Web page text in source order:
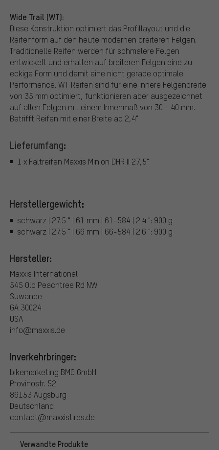
Wide Trail (WT):
Diese Konstruktion optimiert das Profillayout und die
Reifenform auf den heute modernen breiteren Felgen.
Traditionelle Reifen werden für schmalere Felgen
entwickelt und erhalten auf breiteren Felgen eine zu
eckige Form und damit eine nicht gerade optimale
Performance. WT Reifen sind für eine innere Felgenbreite
von 35 mm optimiert, funktionieren aber ausgezeichnet
auf allen Felgen mit einem Innenmaß von 30 - 40 mm.
Betrifft Reifen mit einer Breite ab 2,4" .
Lieferumfang:
1 x Faltreifen Maxxis Minion DHR II 27,5"
Herstellergewicht:
schwarz | 27.5 " | 61 mm | 61-584 | 2.4 ": 900 g
schwarz | 27.5 " | 66 mm | 66-584 | 2.6 ": 900 g
Hersteller:
Maxxis International
545 Old Peachtree Rd NW
Suwanee
GA 30024
USA
info@maxxis.de
Inverkehrbringer:
bikemarketing BMG GmbH
Provinostr. 52
86153 Augsburg
Deutschland
contact@maxxistires.de
Verwandte Produkte